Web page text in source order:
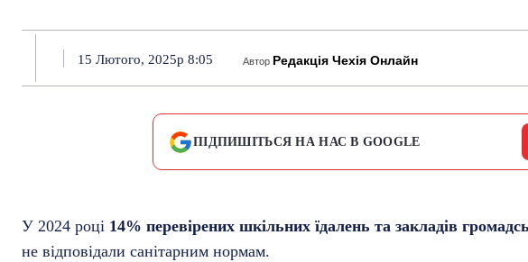
15 Лютого, 2025р 8:05 Автор Редакція Чехія Онлайн
ПІДПИШІТЬСЯ НА НАС В GOOGLE
У 2024 році 14% перевірених шкільних їдалень та закладів
не відповідали санітарним нормам.